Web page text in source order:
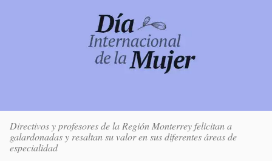
Directivos y profesores de la Región Monterrey felicitan a
galardonadas y resaltan su valor en sus diferentes áreas de
especialidad